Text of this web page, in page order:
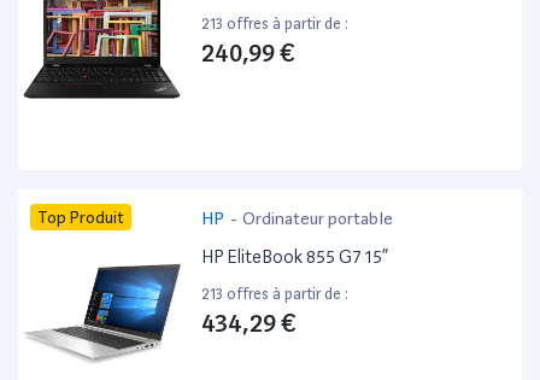
213 offres à partir de :
240,99 €
Top Produit HP - Ordinateur portable
HP EliteBook 855 G7 15”
213 offres à partir de :
434,29 €